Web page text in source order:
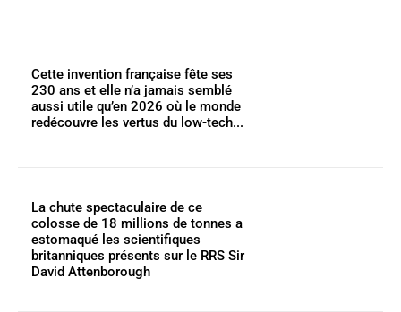
Cette invention française fête ses
230 ans et elle n’a jamais semblé
aussi utile qu’en 2026 où le monde
redécouvre les vertus du low-tech...
La chute spectaculaire de ce
colosse de 18 millions de tonnes a
estomaqué les scientifiques
britanniques présents sur le RRS Sir
David Attenborough